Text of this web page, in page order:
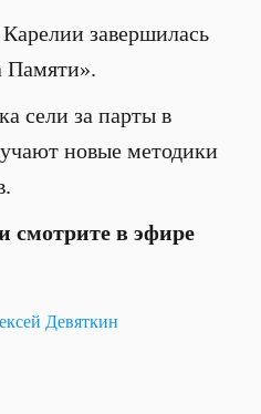
завершилась
Памяти».
сели за парты в
новые методики
смотрите в эфире
Девяткин